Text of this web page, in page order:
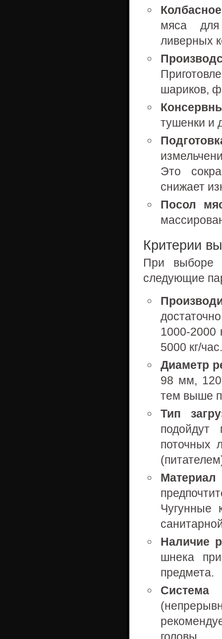
мяса для
ливерных
шариков,
тушенки и
Это
снижает
Посол
Критерии
При выборе
следующие
1000-2000
5000 кг/час.
Диаметр
98 мм,
тем выше
Тип
подойдут
поточных
Чугунные
Наличие
шнека
предмета.
Система